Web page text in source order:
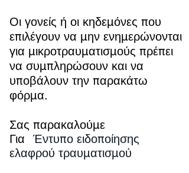
Οι γονείς ή οι κηδεμόνες που
επιλέγουν να μην ενημερώνονται
για μικροτραυματισμούς πρέπει
να συμπληρώσουν και να
υποβάλουν την παρακάτω
φόρμα.
Σας παρακαλούμε
Για
Έντυπο ειδοποίησης
ελαφρού τραυματισμού